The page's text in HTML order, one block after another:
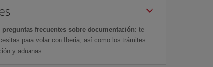
preguntas frecuentes sobre documentación: te
para volar con Iberia, así como los trámites
y aduanas.